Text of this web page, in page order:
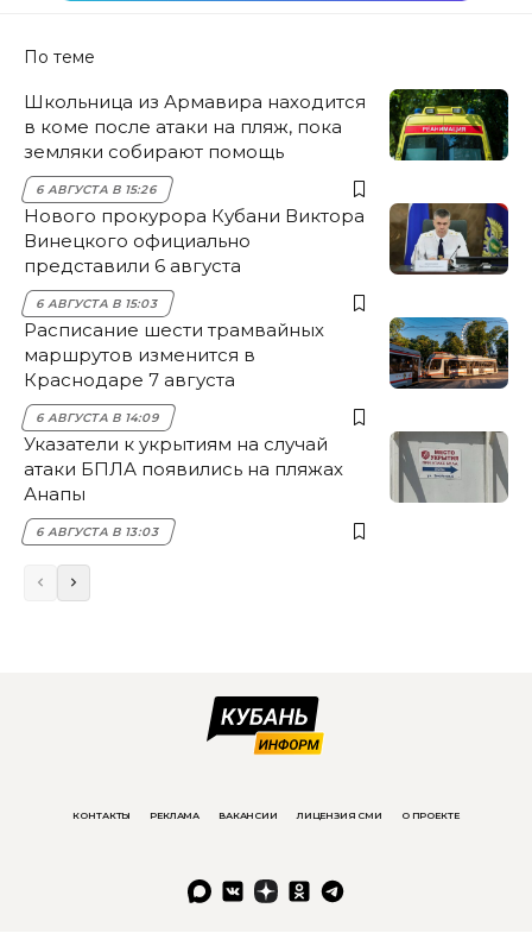
По теме
Школьница из Армавира находится
в коме после атаки на пляж, пока
земляки собирают помощь
6 АВГУСТА В 15:26
Нового прокурора Кубани Виктора
Винецкого официально
представили 6 августа
6 АВГУСТА В 15:03
Расписание шести трамвайных
маршрутов изменится в
Краснодаре 7 августа
6 АВГУСТА В 14:09
Указатели к укрытиям на случай
атаки БПЛА появились на пляжах
Анапы
6 АВГУСТА В 13:03
КОНТАКТЫ РЕКЛАМА ВАКАНСИИ ЛИЦЕНЗИЯ СМИ О ПРОЕКТЕ